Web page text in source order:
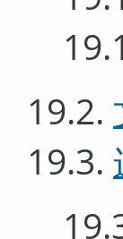
19.2.
19.3.